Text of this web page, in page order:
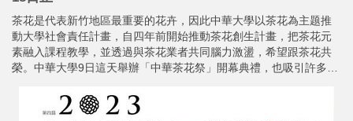
茶花是代表新竹地區最重要的花卉，因此中華大學以茶花為主题推
動大學社會責任計畫，自四年前開始推動茶花創生計畫，把茶花元
素融入課程教學，並透過與茶花業者共同腦力激盪，希望跟茶花共
榮。中華大學9日這天舉辦「中華茶花祭」開幕典禮，也吸引許多人